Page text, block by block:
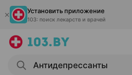
Установить приложение
103: поиск лекарств и врачей